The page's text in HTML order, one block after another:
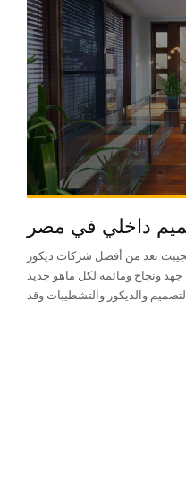
داخلي في مصر
تعد من أفضل شركات ديكور
ونجاح ومائمه لكل ماهو جديد